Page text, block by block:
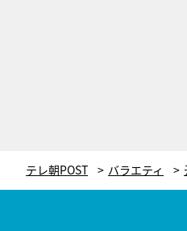
テレ朝POST バラエティ